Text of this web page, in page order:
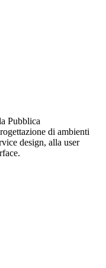
Pubblica
di ambienti
design, alla user